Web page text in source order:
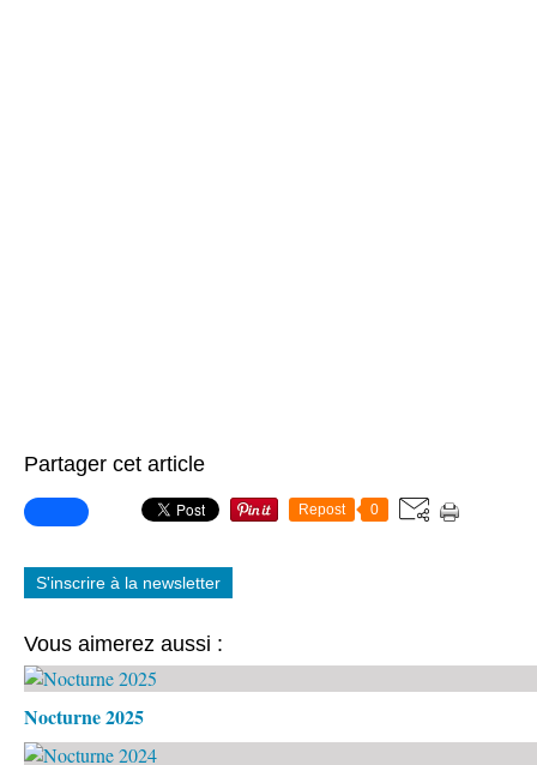
Partager cet article
Repost 0
S'inscrire à la newsletter
Vous aimerez aussi :
Nocturne 2025